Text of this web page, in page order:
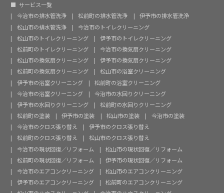
サービス一覧
今治市の排水管洗浄
松前町の排水管洗浄
伊予市の排水管洗浄
松山市の排水管洗浄
今治市のトイレクリーニング
松山市のトイレクリーニング
伊予市のトイレクリーニング
松前町のトイレクリーニング
今治市の換気扇クリーニング
松山市の換気扇クリーニング
伊予市の換気扇クリーニング
松前町の換気扇クリーニング
松山市の浴室クリーニング
伊予市の浴室クリーニング
松前町の浴室クリーニング
今治市の浴室クリーニング
今治市の水回りクリーニング
伊予市の水回りクリーニング
松前町の水回りクリーニング
松前町の塗装
伊予市の塗装 松山市の塗装
今治市の塗装
今治市のクロス張り替え
伊予市のクロス張り替え
松前町のクロス張り替え
松山市のクロス張り替え
今治市の現状回復／リフォーム
松山市の現状回復／リフォーム
松前町の現状回復／リフォーム
伊予市の現状回復／リフォーム
今治市のエアコンクリーニング
松山市のエアコンクリーニング
伊予市のエアコンクリーニング
松前町のエアコンクリーニング